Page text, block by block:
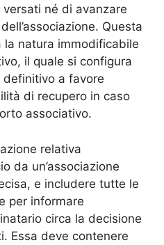
né di avanzare
Questa
natura immodificabile
il quale si configura
a favore
di recupero in caso
associativo.
relativa
da un’associazione
e includere tutte le
per informare
circa la decisione
Essa deve contenere